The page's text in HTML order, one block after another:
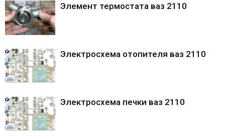
Элемент термостата ваз 2110
Электросхема отопителя ваз 2110
Электросхема печки ваз 2110